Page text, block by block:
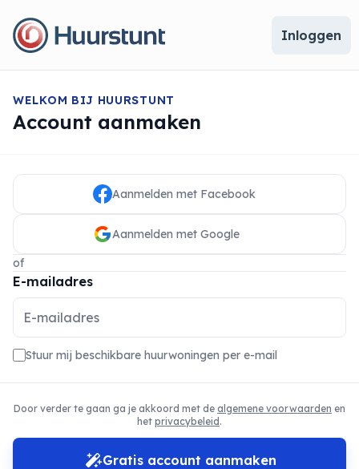
Inloggen
WELKOM BIJ HUURSTUNT
Account aanmaken
Aanmelden met Facebook
Aanmelden met Google
of
E-mailadres
Stuur mij beschikbare huurwoningen per e-mail
Door verder te gaan ga je akkoord met de algemene voorwaarden en
het privacybeleid .
Gratis account aanmaken